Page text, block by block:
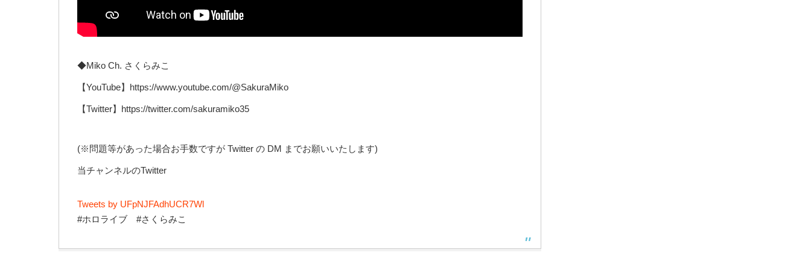
◆Miko Ch. さくらみこ
【YouTube】https://www.youtube.com/@SakuraMiko
【Twitter】https://twitter.com/sakuramiko35
(※問題等があった場合お手数ですが Twitter の DM までお願いいたします)
当チャンネルのTwitter
Tweets by UFpNJFAdhUCR7Wl
#ホロライブ #さくらみこ